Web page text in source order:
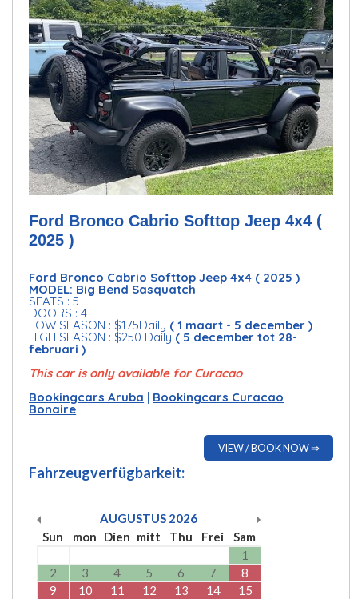
Ford Bronco Cabrio Softtop Jeep 4x4 (
2025 )
Ford Bronco Cabrio Softtop Jeep 4x4 ( 2025 )
MODEL: Big Bend Sasquatch
SEATS : 5
DOORS : 4
LOW SEASON : $175Daily ( 1 maart - 5 december )
HIGH SEASON : $250 Daily( 5 december tot 28-
februari )
This car is only available for Curacao
Bookingcars Aruba | Bookingcars Curacao |
Bonaire
VIEW / BOOK NOW ⇒
Fahrzeugverfügbarkeit:
AUGUSTUS 2026
Sun
mon Dien mitt Thu Frei
Sam
1
2
3 4 5 6 7
8
9
10 11 12 13 14
15